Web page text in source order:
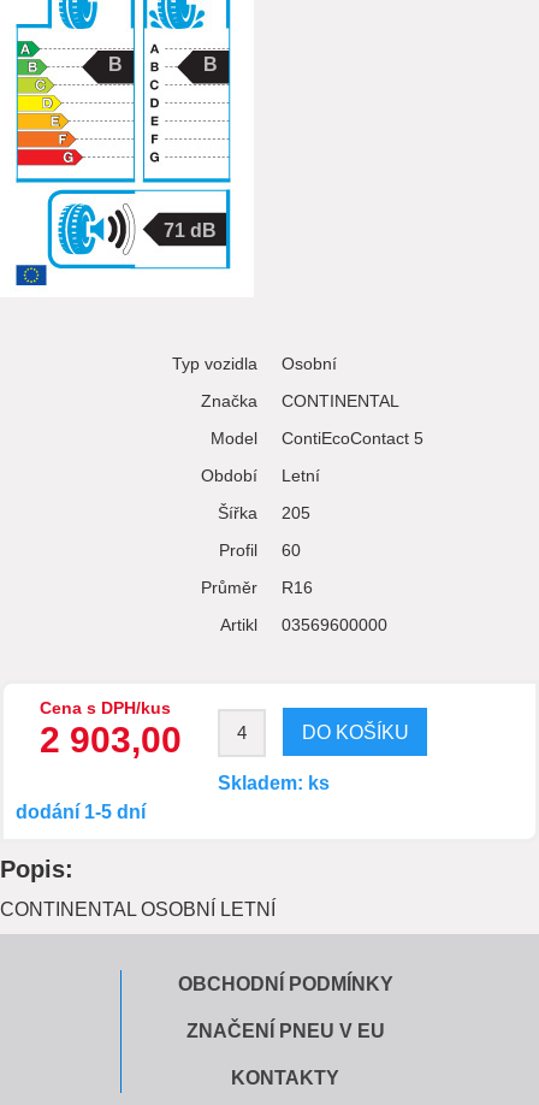
B B
71
Typ vozidla
Osobní
Značka
CONTINENTAL
Model
ContiEcoContact 5
Období
Letní
Šířka
205
Profil
60
Průměr
R16
Artikl
03569600000
Cena s DPH/kus
2 903,00
Skladem: ks
dodání 1-5 dní
Popis:
CONTINENTAL OSOBNÍ LETNÍ
OBCHODNÍ PODMÍNKY
ZNAČENÍ PNEU V EU
KONTAKTY